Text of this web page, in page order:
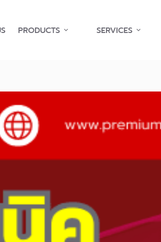
PRODUCTS SERVICES